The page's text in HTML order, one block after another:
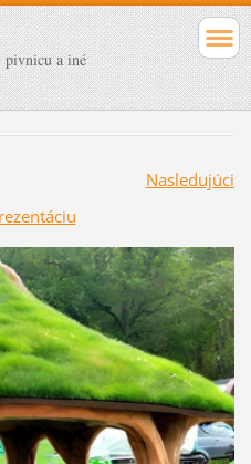
pivnicu a iné
Nasledujúci